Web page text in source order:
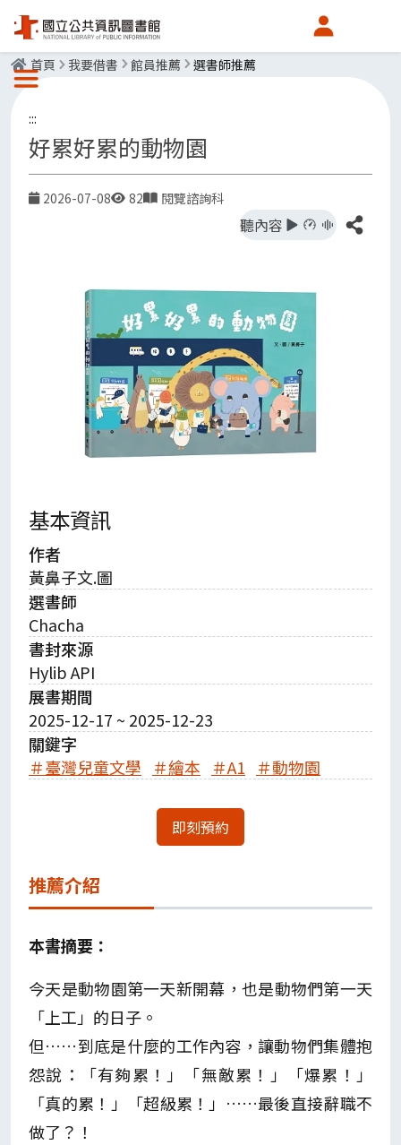
會員中心
選單按鈕
首頁 我要借書 館員推薦 選書師推薦
:::
好累好累的動物園
日期
2026-07-08 點閱率
82 發布單位
閱覽諮詢科
聽內容 分享
基本資訊
作者
黃鼻子文.圖
選書師
Chacha
書封來源
Hylib API
展書期間
2025-12-17 ~ 2025-12-23
關鍵字
＃臺灣兒童文學
＃繪本 ＃A1 ＃動物園
即刻預約
推薦介紹
本書摘要：
今天是動物園第一天新開幕，也是動物們第一天
「上工」的日子。
但……到底是什麼的工作內容，讓動物們集體抱
怨說：「有夠累！」「無敵累！」「爆累！」
「真的累！」「超級累！」……最後直接辭職不
做了？！